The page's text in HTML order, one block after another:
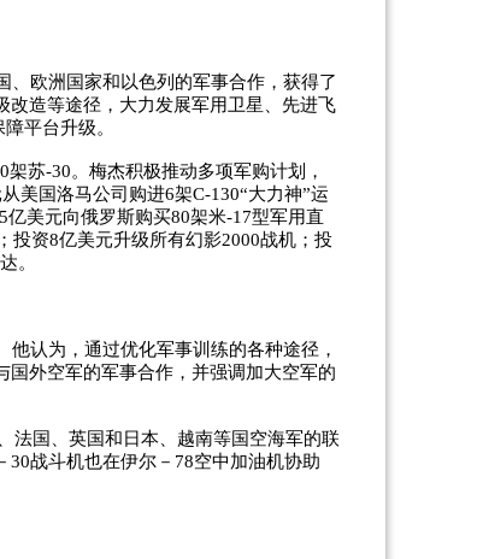
欧洲国家和以色列的军事合作，获得了
改造等途径，大力发展军用卫星、先进飞
平台升级。
苏-30。梅杰积极推动多项军购计划，
美国洛马公司购进6架C-130“大力神”运
美元向俄罗斯购买80架米-17型军用直
投资8亿美元升级所有幻影2000战机；投
。
认为，通过优化军事训练的各种途径，
外空军的军事合作，并强调加大空军的
国、英国和日本、越南等国空海军的联
战斗机也在伊尔－78空中加油机协助